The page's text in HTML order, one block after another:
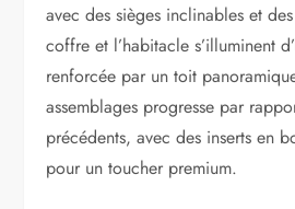
avec des sièges inclinables et
coffre et l’habitacle s’illuminent
renforcée par un toit
assemblages progresse par
précédents, avec des inserts en
pour un toucher premium.